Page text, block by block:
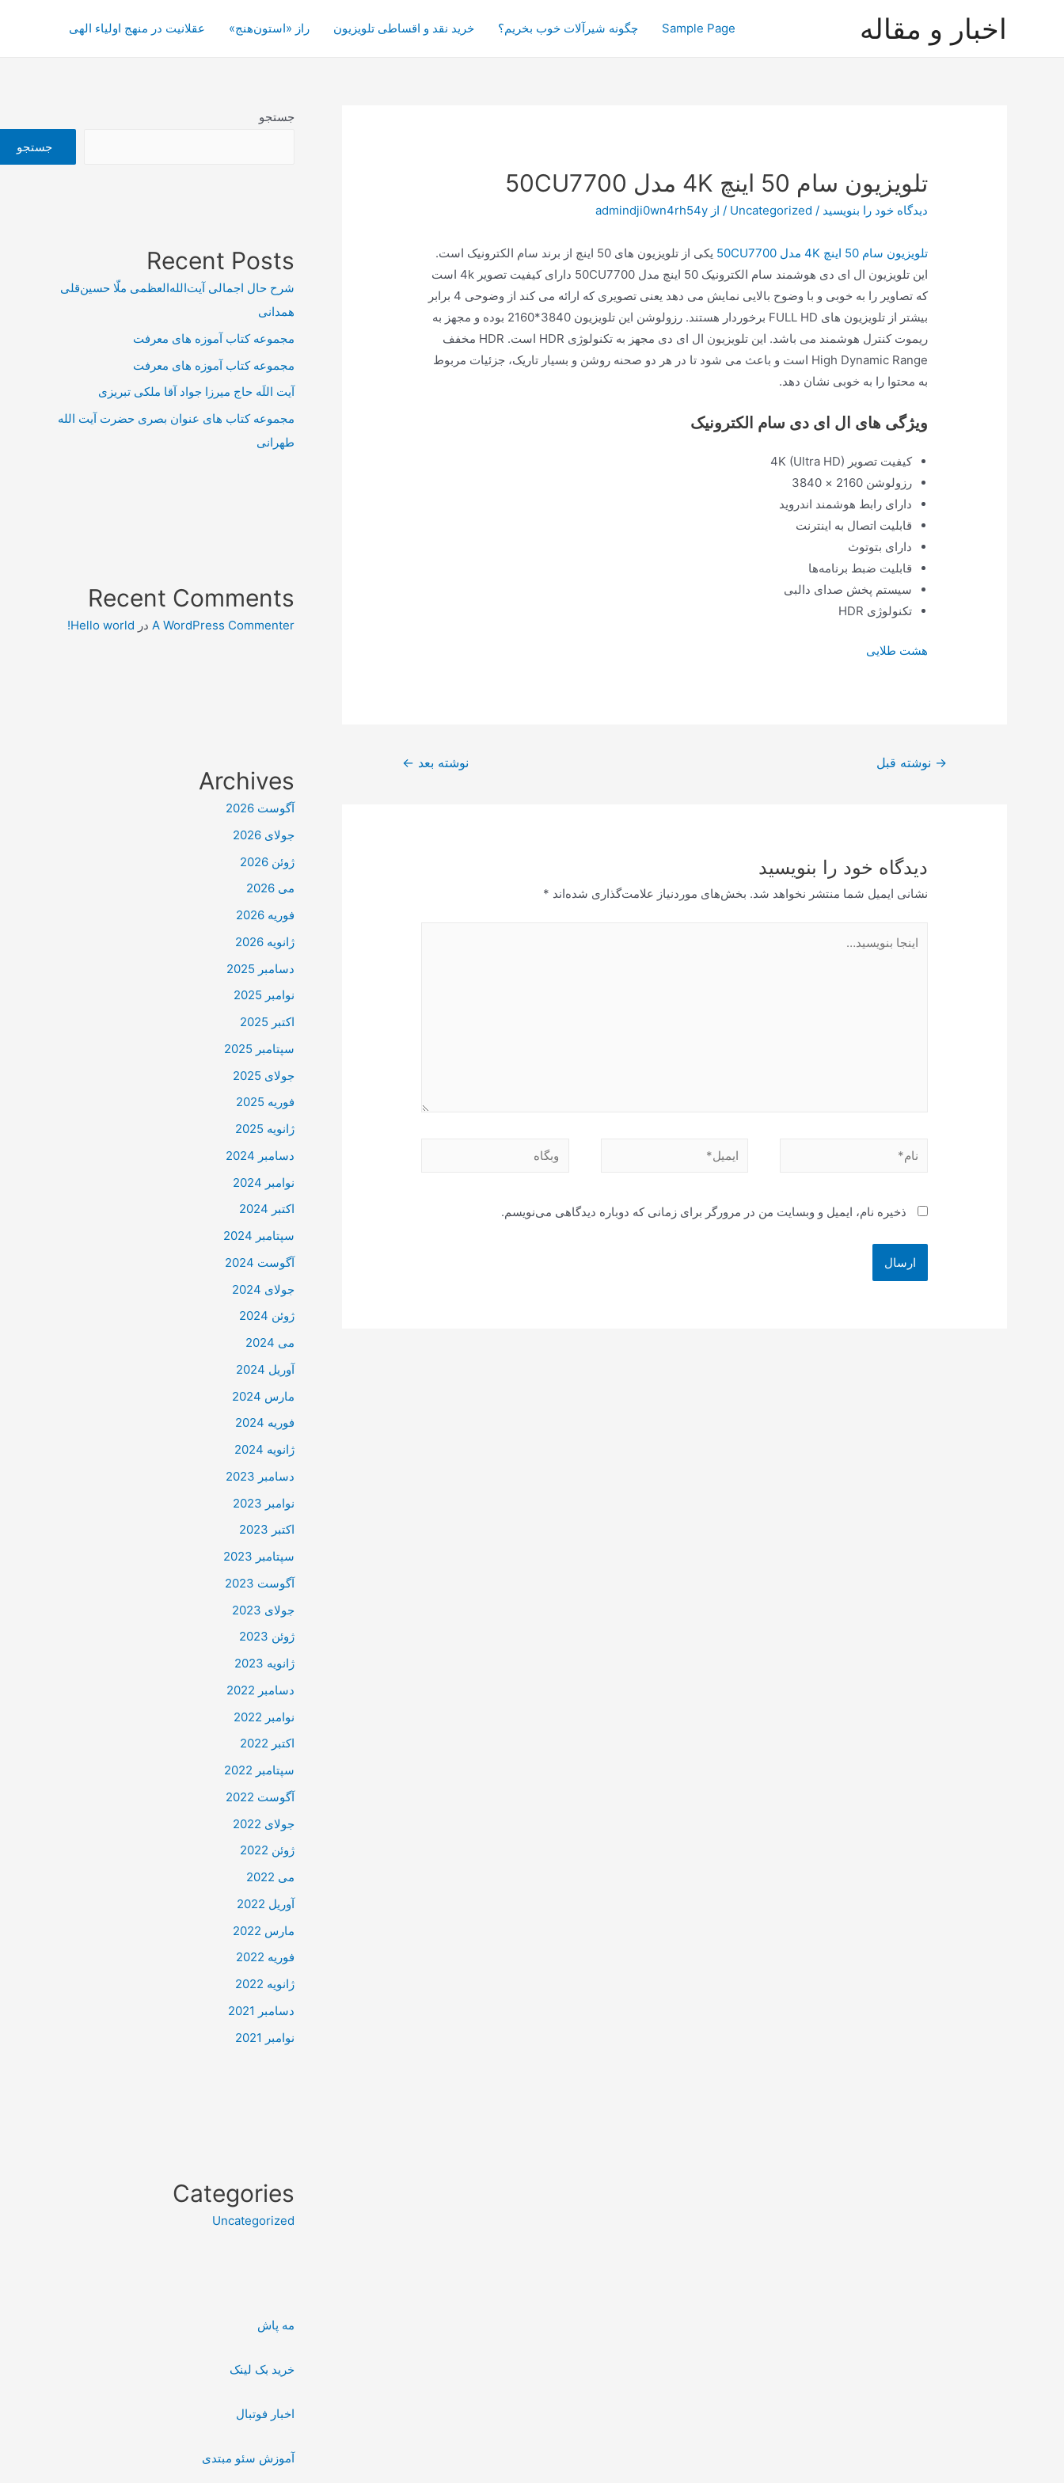
اخبار و مقاله Sample Page چگونه شیرآلات خوب بخریم؟ خرید نقد و اقساطی تلویزیون راز «استون‌هنج» عقلانیت در منهج اولیاء الهی
تلویزیون سام 50 اینچ 4K مدل 50CU7700
دیدگاه‌ خود را بنویسید /
Uncategorized / از admindji0wn4rh54y
تلویزیون سام 50 اینچ 4K مدل 50CU7700
یکی از تلویزیون های 50 اینچ از برند سام الکترونیک است.
این تلویزیون ال ای دی هوشمند سام الکترونیک 50 اینچ مدل 50CU7700 دارای کیفیت تصویر 4k است
که تصاویر را به خوبی و با وضوح بالایی نمایش می دهد یعنی تصویری که ارائه می کند از وضوحی 4 برابر
بیشتر از تلویزیون های FULL HD برخوردار هستند. رزولوشن این تلویزیون 3840*2160 بوده و مجهز به
ریموت کنترل هوشمند می باشد. این تلویزیون ال ای دی مجهز به تکنولوژی HDR است. HDR مخفف
High Dynamic Range است و باعث می شود تا در هر دو صحنه روشن و بسیار تاریک، جزئیات مربوط
به محتوا را به خوبی نشان دهد.
ویژگی های ال ای دی سام الکترونیک
کیفیت تصویر 4K (Ultra HD)
رزولوشن 2160 × 3840
دارای رابط هوشمند اندروید
قابلیت اتصال به اینترنت
دارای بتوتوث
قابلیت ضبط برنامه‌ها
سیستم پخش صدای دالبی
تکنولوژی HDR
هشت طلایی
→ نوشته قبل نوشته بعد ←
دیدگاه‌ خود را بنویسید
نشانی ایمیل شما منتشر نخواهد شد. بخش‌های موردنیاز علامت‌گذاری شده‌اند *
بنویسید…
نام* ایمیل* وبگاه
ذخیره نام، ایمیل و وبسایت من در مرورگر برای زمانی که دوباره دیدگاهی می‌نویسم.
جستجو
جستجو
Recent Posts
شرح حال اجمالی آیت‌الله‌العظمی ملّا حسین‌قلی
همدانی
مجموعه کتاب آموزه های معرفت
مجموعه کتاب آموزه های معرفت
آیت اللَه حاج میرزا جواد آقا ملکی تبریزی
مجموعه کتاب های عنوان بصری حضرت آیت الله
طهرانی
Recent Comments
A WordPress Commenter در Hello world!
Archives
آگوست 2026
جولای 2026
ژوئن 2026
می 2026
فوریه 2026
ژانویه 2026
دسامبر 2025
نوامبر 2025
اکتبر 2025
سپتامبر 2025
جولای 2025
فوریه 2025
ژانویه 2025
دسامبر 2024
نوامبر 2024
اکتبر 2024
سپتامبر 2024
آگوست 2024
جولای 2024
ژوئن 2024
می 2024
آوریل 2024
مارس 2024
فوریه 2024
ژانویه 2024
دسامبر 2023
نوامبر 2023
اکتبر 2023
سپتامبر 2023
آگوست 2023
جولای 2023
ژوئن 2023
ژانویه 2023
دسامبر 2022
نوامبر 2022
اکتبر 2022
سپتامبر 2022
آگوست 2022
جولای 2022
ژوئن 2022
می 2022
آوریل 2022
مارس 2022
فوریه 2022
ژانویه 2022
دسامبر 2021
نوامبر 2021
Categories
Uncategorized
مه پاش
خرید بک لینک
اخبار فوتبال
آموزش سئو مبتدی